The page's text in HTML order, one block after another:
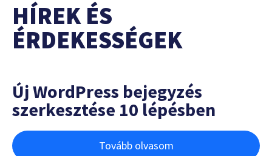
HÍREK ÉS
ÉRDEKESSÉGEK
Új WordPress bejegyzés
szerkesztése 10 lépésben
Tovább olvasom